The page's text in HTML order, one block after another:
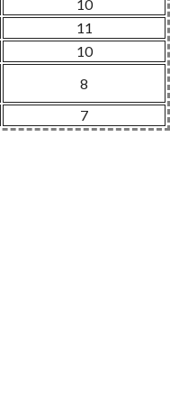
10
11
10
8
7